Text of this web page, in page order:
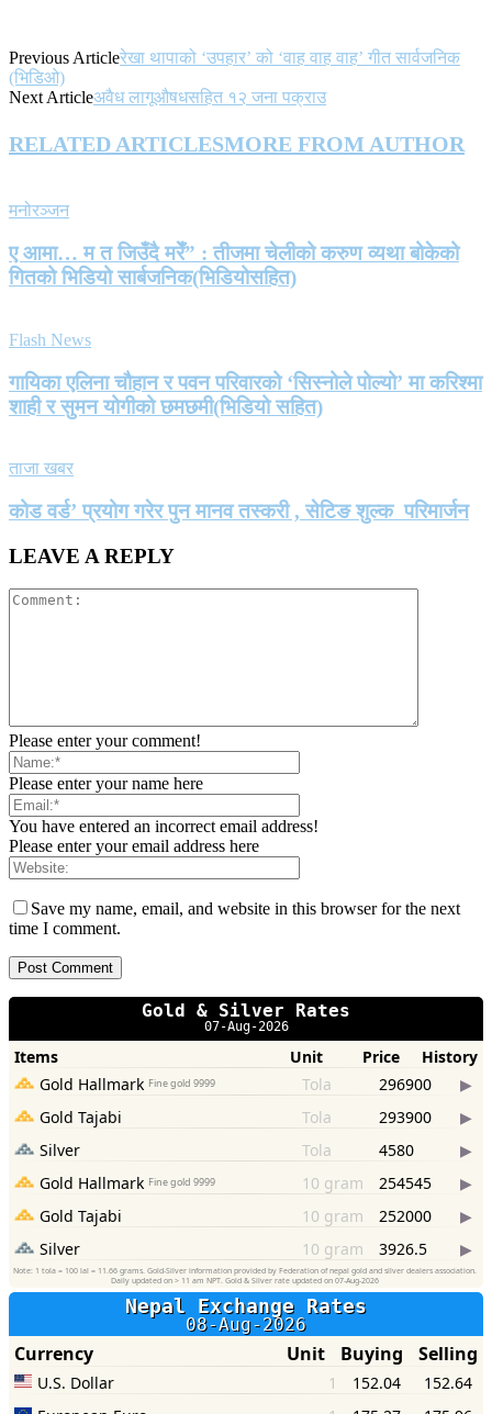
Previous Articleरेखा थापाको ‘उपहार’ को ‘वाह वाह वाह’ गीत सार्वजनिक
(भिडिओ)
Next Articleअवैध लागूऔषधसहित १२ जना पक्राउ
RELATED ARTICLESMORE FROM AUTHOR
मनोरञ्जन
ए आमा… म त जिउँदै मरेँ” : तीजमा चेलीको करुण व्यथा बोकेको
गितको भिडियो सार्बजनिक(भिडियोसहित)
Flash News
गायिका एलिना चौहान र पवन परिवारको ‘सिस्नोले पोल्यो’ मा करिश्मा
शाही र सुमन योगीको छमछमी(भिडियो सहित)
ताजा खबर
कोड वर्ड’ प्रयोग गरेर पुन मानव तस्करी , सेटिङ शुल्क परिमार्जन
LEAVE A REPLY
Please enter your comment!
Please enter your name here
You have entered an incorrect email address!
Please enter your email address here
Save my name, email, and website in this browser for the next
time I comment.